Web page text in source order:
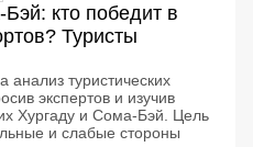
кто победит в
Туристы
анализ туристических
экспертов и изучив
Хургаду и Сома-Бэй. Цель
и слабые стороны